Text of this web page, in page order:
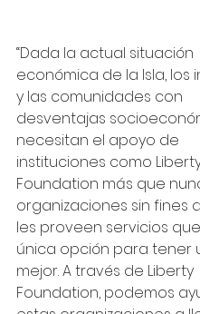
“Dada la actual situación
económica de la Isla, los
y las comunidades con
desventajas
necesitan el apoyo de
instituciones como
Foundation más que
organizaciones sin fines
les proveen servicios
única opción para tener
mejor. A través de Liberty
Foundation, podemos